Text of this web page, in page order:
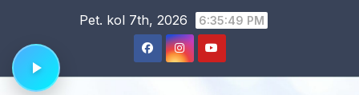
content
Pet. kol 7th, 2026 6:35:49 PM